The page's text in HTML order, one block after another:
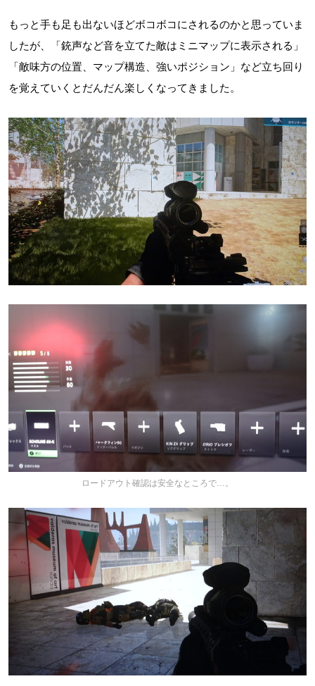
もっと手も足も出ないほどボコボコにされるのかと思っていま
したが、「銃声など音を立てた敵はミニマップに表示される」
「敵味方の位置、マップ構造、強いポジション」など立ち回り
を覚えていくとだんだん楽しくなってきました。
ロードアウト確認は安全なところで…。